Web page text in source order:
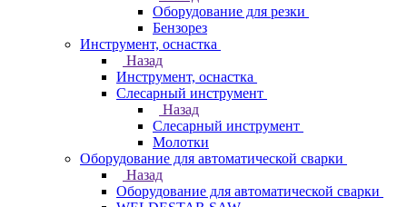
Оборудование для резки
Бензорез
Инструмент, оснастка
Назад
Инструмент, оснастка
Слесарный инструмент
Назад
Слесарный инструмент
Молотки
Оборудование для автоматической сварки
Назад
Оборудование для автоматической сварки